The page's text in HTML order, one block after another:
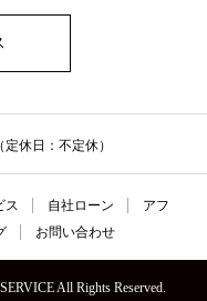
休日：不定休）
ス 自社ローン
アフ
お問い合わせ
All Rights Reserved.